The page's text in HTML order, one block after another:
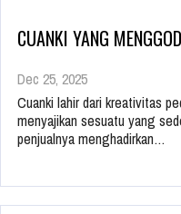
CUANKI YANG
Dec 25, 2025
Cuanki lahir dari kreativitas
menyajikan sesuatu yang
penjualnya menghadirkan…